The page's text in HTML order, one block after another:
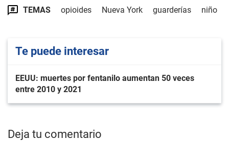
TEMAS opioides Nueva York guarderías niño
Te puede interesar
EEUU: muertes por fentanilo aumentan 50 veces
entre 2010 y 2021
Deja tu comentario